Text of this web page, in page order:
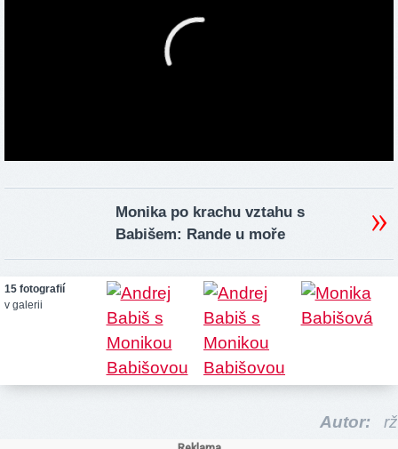
Monika po krachu vztahu s
Babišem: Rande u moře
15 fotografií
v galerii
Autor: rž